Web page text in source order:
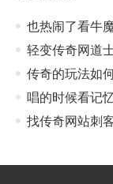
也热闹了看牛
轻变传奇网道
传奇的玩法如
唱的时候看记
找传奇网站刺